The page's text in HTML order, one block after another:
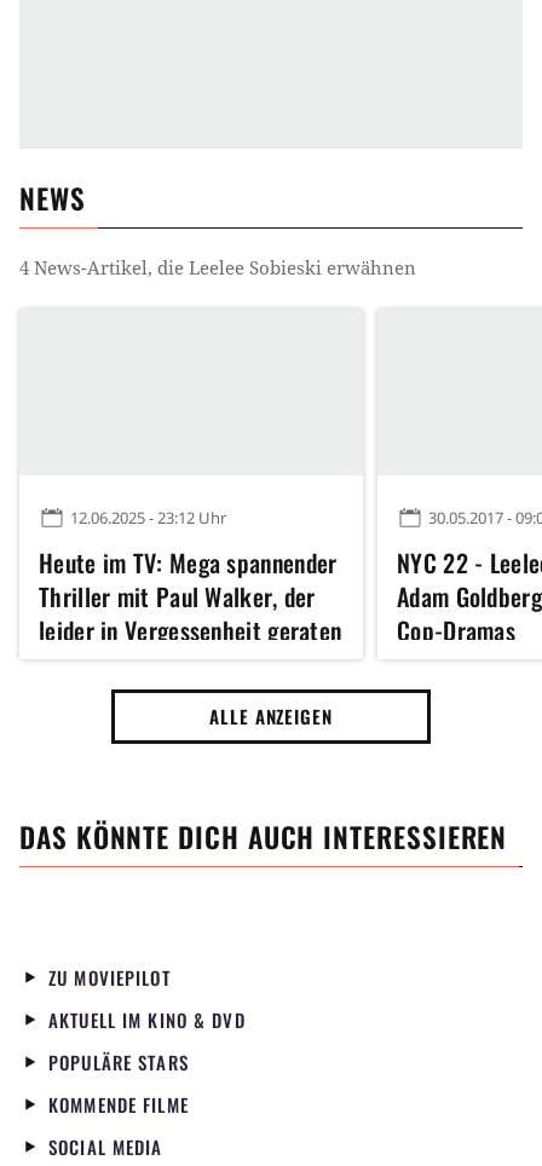
NEWS
4 News-Artikel, die Leelee Sobieski erwähnen
12.06.2025 - 23:12 Uhr
Heute im TV: Mega spannender
Thriller mit Paul Walker, der
leider in Vergessenheit geraten
ist
30.05.2017 -
NYC 22 -
Adam
Cop-Dramas
ALLE ANZEIGEN
DAS KÖNNTE DICH AUCH INTERESSIEREN
ZU MOVIEPILOT
AKTUELL IM KINO & DVD
POPULÄRE STARS
KOMMENDE FILME
SOCIAL MEDIA